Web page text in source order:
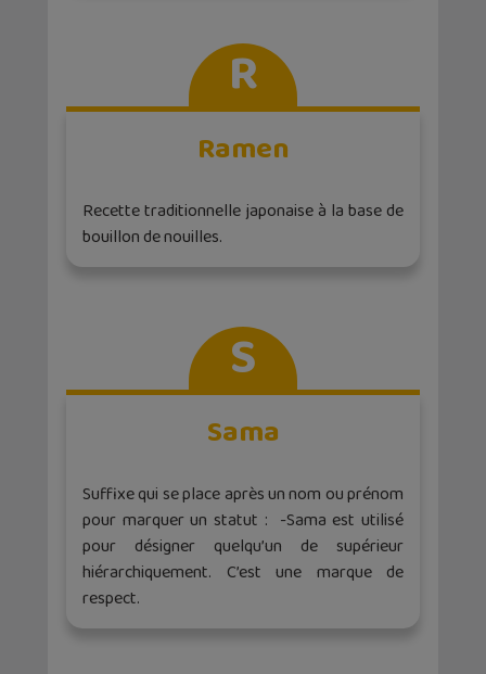
R
Ramen
Recette traditionnelle japonaise à la base de
bouillon de nouilles.
S
Sama
Suffixe qui se place après un nom ou prénom
pour marquer un statut : -Sama est utilisé
pour désigner quelqu’un de supérieur
hiérarchiquement. C’est une marque de
respect.